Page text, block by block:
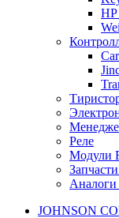
Реле
Модули
Аналоги
JOHNSON